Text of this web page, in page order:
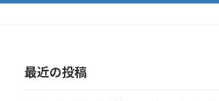
最近の投稿